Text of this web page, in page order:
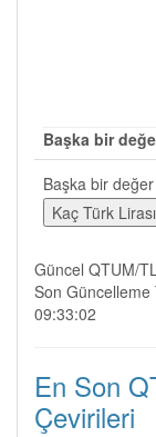
Başka bir
Başka bir
Güncel QTUM/
Son
09:33:02
En Son
Çevirileri